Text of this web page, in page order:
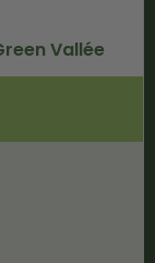
Vallée